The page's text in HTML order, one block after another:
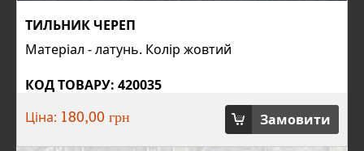
ТИЛЬНИК ЧЕРЕП
Матеріал - латунь. Колір жовтий
КОД ТОВАРУ: 420035
Ціна: 180,00 грн Замовити